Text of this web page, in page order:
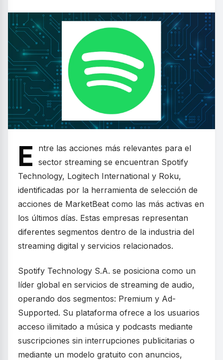
E
ntre las acciones más relevantes para el
sector streaming se encuentran Spotify
Technology, Logitech International y Roku,
identificadas por la herramienta de selección de
acciones de MarketBeat como las más activas en
los últimos días. Estas empresas representan
diferentes segmentos dentro de la industria del
streaming digital y servicios relacionados.
Spotify Technology S.A. se posiciona como un
líder global en servicios de streaming de audio,
operando dos segmentos: Premium y Ad-
Supported. Su plataforma ofrece a los usuarios
acceso ilimitado a música y podcasts mediante
suscripciones sin interrupciones publicitarias o
mediante un modelo gratuito con anuncios,